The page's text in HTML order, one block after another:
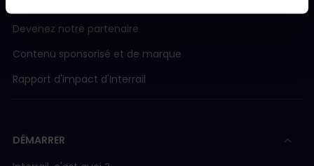
Devenez notre partenaire
Contenu sponsorisé et de marque
Rapport d'impact d'Interrail
DÉMARRER